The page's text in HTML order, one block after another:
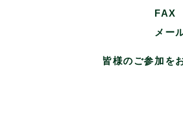
FAX ：
メール
皆様のご参加を